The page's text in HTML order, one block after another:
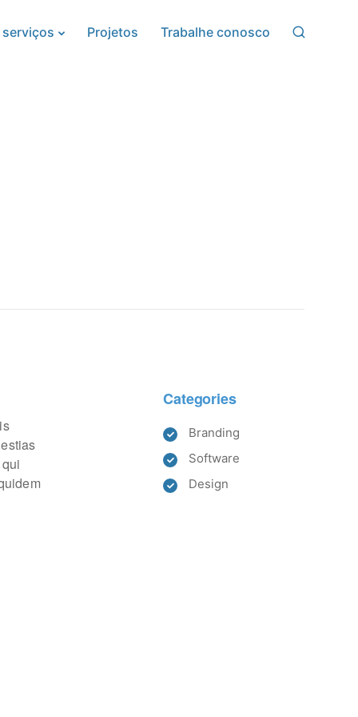
Projetos Trabalhe conosco
Categories
Branding
Software
Design